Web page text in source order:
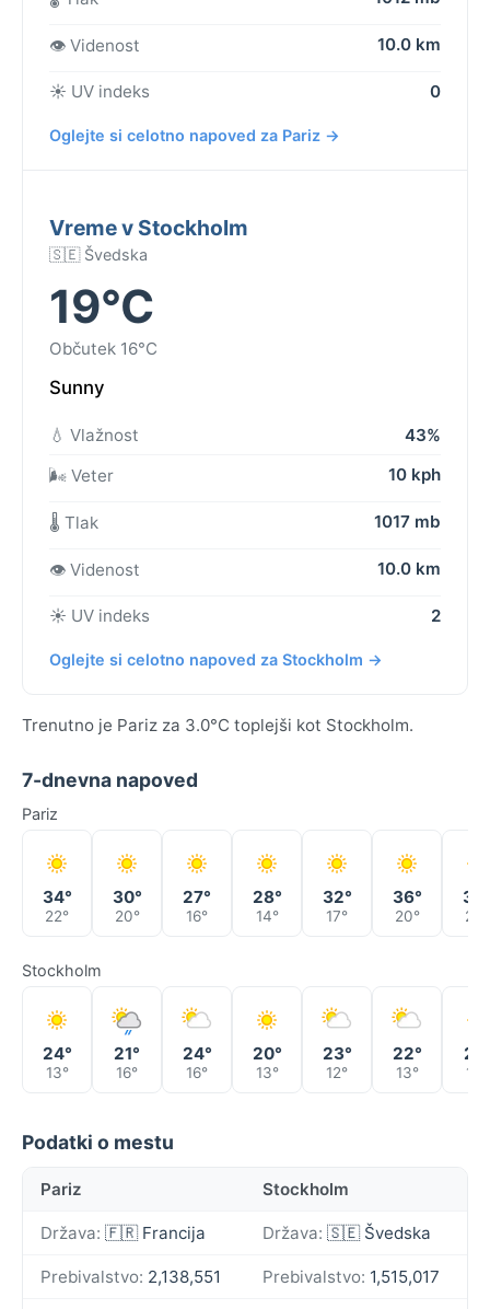
👁️ Videnost 10.0 km
☀️ UV indeks 0
Oglejte si celotno napoved za Pariz →
Vreme v Stockholm
🇸🇪 Švedska
19°C
Občutek 16°C
Sunny
💧 Vlažnost
43%
🌬️ Veter
10 kph
🌡️ Tlak 1017 mb
👁️ Videnost 10.0 km
☀️ UV indeks 2
Oglejte si celotno napoved za Stockholm →
Trenutno je Pariz za 3.0°C toplejši kot Stockholm.
7-dnevna napoved
Pariz
34°
22°
30°
20°
27°
16°
28°
14°
32°
17°
36°
20° 24°
Stockholm
24°
13°
21°
16°
24°
16°
20°
13°
23°
12°
22°
13°
21°
12°
Podatki o mestu
Pariz Stockholm
Država: 🇫🇷 Francija Država: 🇸🇪 Švedska
Prebivalstvo: 2,138,551 Prebivalstvo: 1,515,017